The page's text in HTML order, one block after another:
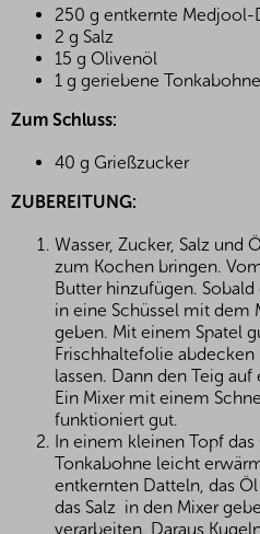
250 g entkernte Medjool-
2 g Salz
15 g Olivenöl
1 g geriebene Tonkabohne
Zum Schluss:
40 g Grießzucker
ZUBEREITUNG:
Wasser, Zucker, Salz und
zum Kochen bringen.
Butter hinzufügen.
in eine Schüssel mit dem
geben. Mit einem Spatel
Frischhaltefolie
lassen. Dann den Teig
Ein Mixer mit einem
funktioniert gut.
In einem kleinen Topf
Tonkabohne leicht
entkernten Datteln, das
das Salz in den Mixer
verarbeiten. Daraus